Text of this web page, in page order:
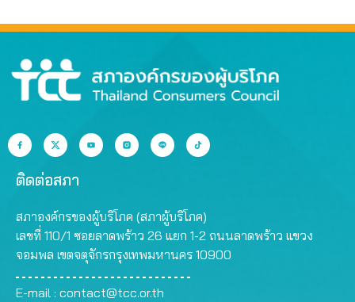
ติดต่อสภา
สภาองค์กรของผู้บริโภค (สภาผู้บริโภค)
เลขที่ 110/1 ซอยลาดพร้าว 26 แยก 1-2 ถนนลาดพร้าว แขวง
จอมพล เขตจตุจักรกรุงเทพมหานคร 10900
E-mail : contact@tcc.or.th